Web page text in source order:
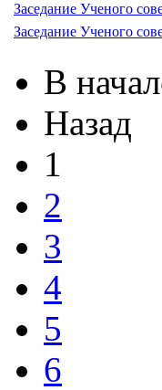
Заседание Ученого
Заседание Ученого
В
Назад
1
2
3
4
5
6